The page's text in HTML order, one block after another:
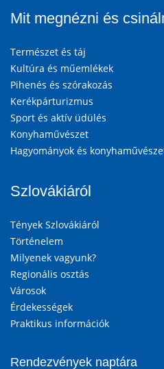
Mit megnézni és
Természet és táj
Kultúra és műemlékek
Pihenés és szórakozás
Kerékpárturizmus
Sport és aktív üdülés
Konyhaművészet
Hagyományok és
Szlovákiáról
Tények Szlovákiáról
Történelem
Milyenek vagyunk?
Regionális osztás
Városok
Érdekességek
Praktikus információk
Rendezvények naptára